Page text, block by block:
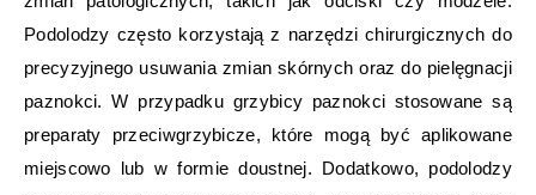
Podolodzy często korzystają z narzędzi chirurgicznych do
precyzyjnego usuwania zmian skórnych oraz do pielęgnacji
paznokci. W przypadku grzybicy paznokci stosowane są
preparaty przeciwgrzybicze, które mogą być aplikowane
miejscowo lub w formie doustnej. Dodatkowo, podolodzy